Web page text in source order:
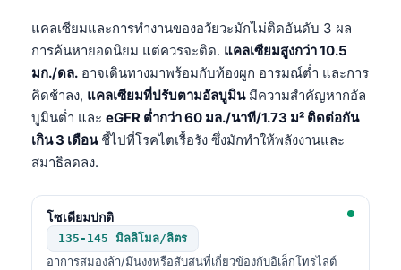
แคลเซียมและการทำงานของอวัยวะมักไม่ติดอันดับ 3 ผล
การค้นหายอดนิยม แต่ควรจะติด. แคลเซียมสูงกว่า 10.5
มก./ดล. อาจเดินทางมาพร้อมกับท้องผูก อารมณ์ต่ำ และการ
คิดช้าลง, แคลเซียมที่ปรับตามอัลบูมินมีความสำคัญหากอัล
บูมินต่ำ และ eGFR ต่ำกว่า 60 มล./นาที/1.73 ม² ติดต่อกัน
เกิน 3 เดือนชี้ไปที่โรคไตเรื้อรัง ซึ่งมักทำให้พลังงานและ
สมาธิลดลง.
โซเดียมปกติ
135-145 มิลลิโมล/ลิตร
อาการสมองล้า/มึนงงหรือสับสนที่เกี่ยวข้องกับอิเล็กโทรไลต์
Татар теле
Беларуская мова
Esperanto
Frysk
Ślōnskŏ gŏdka
Norsk bokmål